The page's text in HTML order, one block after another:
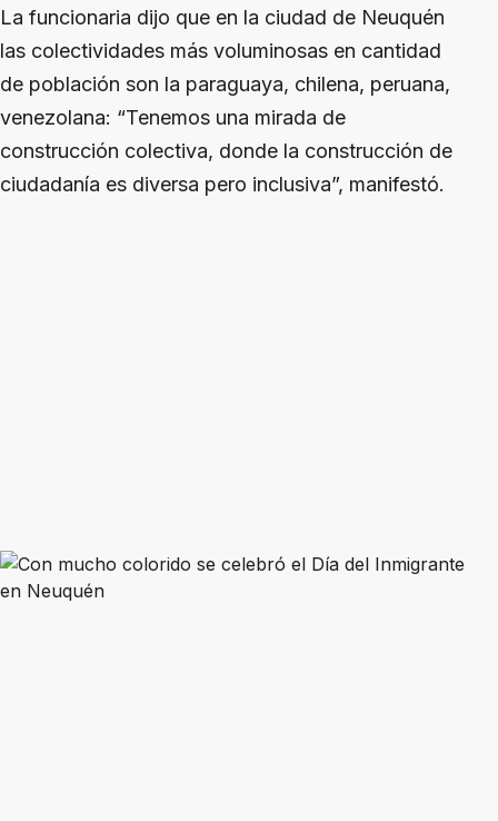
La funcionaria dijo que en la ciudad de Neuquén
las colectividades más voluminosas en cantidad
de población son la paraguaya, chilena, peruana,
venezolana: “Tenemos una mirada de
construcción colectiva, donde la construcción de
ciudadanía es diversa pero inclusiva”, manifestó.